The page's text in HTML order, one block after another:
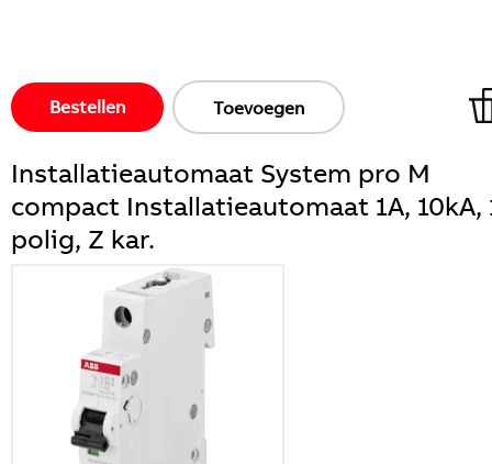
Bestellen Toevoegen
Installatieautomaat System pro M
compact Installatieautomaat 1A, 10kA,
polig, Z kar.